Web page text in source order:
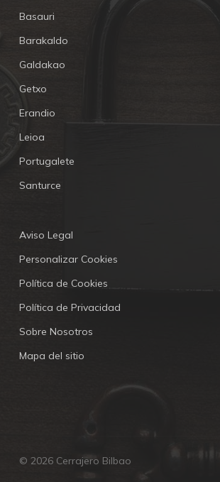
Basauri
Barakaldo
Galdakao
Getxo
Erandio
Leioa
Portugalete
Santurce
Aviso Legal
Personalizar Cookies
Política de Cookies
Política de Privacidad
Sobre Nosotros
Mapa del sitio
© 2026 Cerrajero Bilbao